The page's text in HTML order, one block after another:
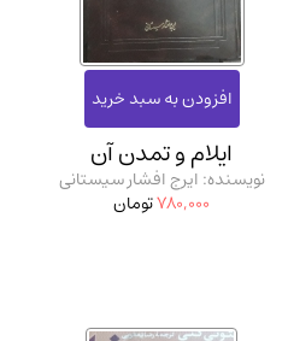
ایلام و تمدن آن
نویسنده: ایرج افشار سیستانی
780,000تومان